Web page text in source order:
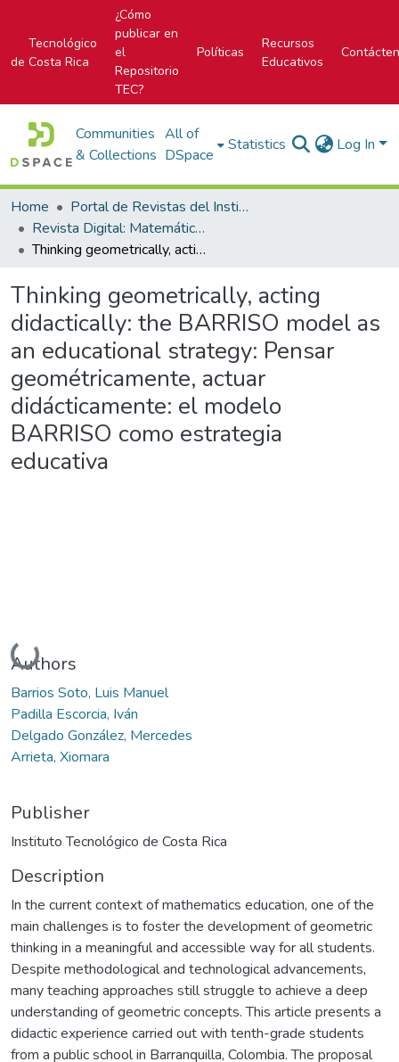
Tecnológico
de Costa Rica
¿Cómo
publicar en
el
Repositorio
TEC?
Políticas
Recursos
Educativos
Communities
& Collections
All of
DSpace
Statistics Log In
Home
Portal de Revistas del Instituto Tecnológico de Costa Rica
Revista Digital: Matemática, Educación e Internet
Thinking geometrically, acting didactically: the BARRISO model as an educational strategy: Pensar geométricamente, actuar didácticamente: el modelo BARRISO como estrategia educativa
Thinking geometrically, acting
didactically: the BARRISO model as
an educational strategy: Pensar
geométricamente, actuar
didácticamente: el modelo
BARRISO como estrategia
educativa
Loading...
Authors
Barrios Soto, Luis Manuel
Padilla Escorcia, Iván
Delgado González, Mercedes
Arrieta, Xiomara
Publisher
Instituto Tecnológico de Costa Rica
Description
In the current context of mathematics education, one of the
main challenges is to foster the development of geometric
thinking in a meaningful and accessible way for all students.
Despite methodological and technological advancements,
many teaching approaches still struggle to achieve a deep
understanding of geometric concepts. This article presents a
didactic experience carried out with tenth-grade students
from a public school in Barranquilla, Colombia. The proposal